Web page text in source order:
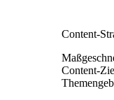
Content-
Content-